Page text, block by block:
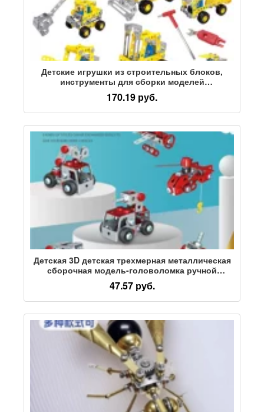
Детские игрушки из строительных блоков,
инструменты для сборки моделей
металлических головоломок, для мальчиков
из-за границы, 6-10 лет, обучающие игрушки
для сборки
170.19 руб.
Детская 3D детская трехмерная металлическая
сборочная модель-головоломка ручной
работы, развивающие игрушки для 7
мальчиков, 6 лет, 10
47.57 руб.